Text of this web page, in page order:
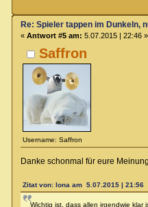
Saffron
Username: Saffron
Re: Spieler tappen im Dunkeln,
« Antwort #5 am: 5.07.2015 | 22:46 »
Danke schonmal für eure
Zitat von: Iona am 5.07.2015 | 21:56
Wichtig ist, dass allen irgendwie klar